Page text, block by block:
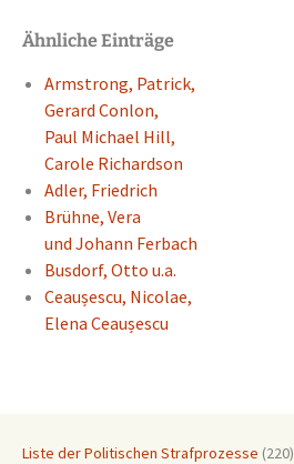
Ähnliche Einträge
Armstrong, Patrick,
Gerard Conlon,
Paul Micha­el Hill,
Carole Richard­son
Adler, Fried­rich
Brühne, Vera
und Johann Ferbach
Busdorf, Otto u.a.
Ceaușes­cu, Nicolae,
Elena Ceaușes­cu
Liste der Politischen Strafprozesse (220)